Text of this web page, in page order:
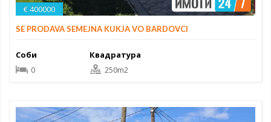
€ 400000
SE PRODAVA SEMEJNA KUKJA VO BARDOVCI
Соби
0
Квадратура
250m2